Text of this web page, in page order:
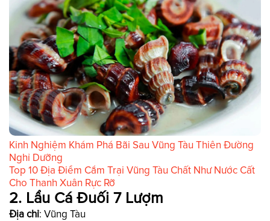
Kinh Nghiệm Khám Phá Bãi Sau Vũng Tàu Thiên Đường
Nghỉ Dưỡng
Top 10 Địa Điểm Cắm Trại Vũng Tàu Chất Như Nước Cất
Cho Thanh Xuân Rực Rỡ
2. Lẩu Cá Đuối 7 Lượm
Địa chỉ: Vũng Tàu